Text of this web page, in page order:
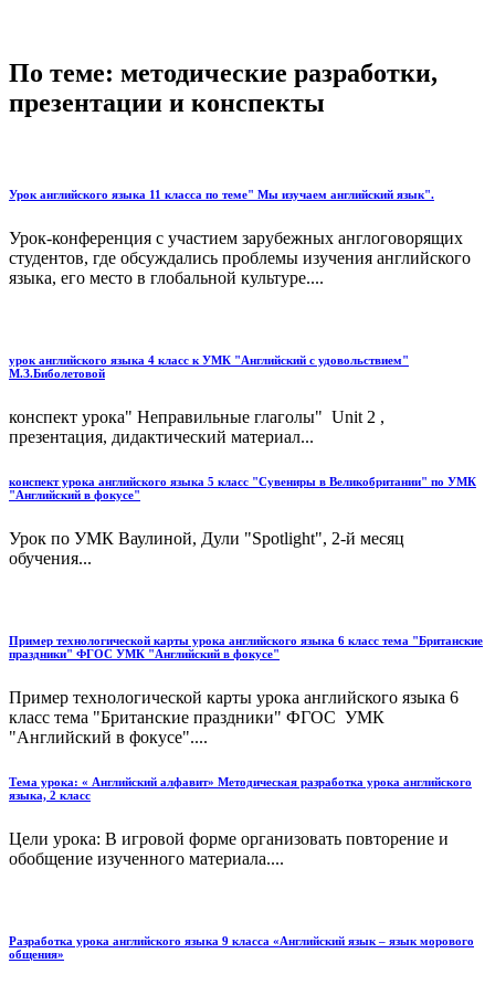
По теме: методические разработки,
презентации и конспекты
Урок английского языка 11 класса по теме" Мы изучаем английский язык".
Урок-конференция с участием зарубежных англоговорящих
студентов, где обсуждались проблемы изучения английского
языка, его место в глобальной культуре....
урок английского языка 4 класс к УМК "Английский с удовольствием"
М.З.Биболетовой
конспект урока" Неправильные глаголы" Unit 2 ,
презентация, дидактический материал...
конспект урока английского языка 5 класс "Сувениры в Великобритании" по УМК
"Английский в фокусе"
Урок по УМК Ваулиной, Дули "Spotlight", 2-й месяц
обучения...
Пример технологической карты урока английского языка 6 класс тема "Британские
праздники" ФГОС УМК "Английский в фокусе"
Пример технологической карты урока английского языка 6
класс тема "Британские праздники" ФГОС УМК
"Английский в фокусе"....
Тема урока: « Английский алфавит» Методическая разработка урока английского
языка, 2 класс
Цели урока: В игровой форме организовать повторение и
обобщение изученного материала....
Разработка урока английского языка 9 класса «Английский язык – язык морового
общения»